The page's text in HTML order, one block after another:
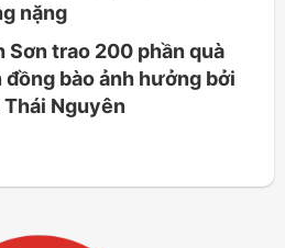
nặng
Sơn trao 200 phần quà
bào ảnh hưởng bởi
Thái Nguyên